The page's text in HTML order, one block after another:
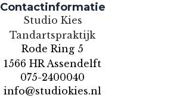
Contactinformatie
Studio Kies
Tandartspraktijk
Rode Ring 5
1566 HR Assendelft
075-2400040
info@studiokies.nl